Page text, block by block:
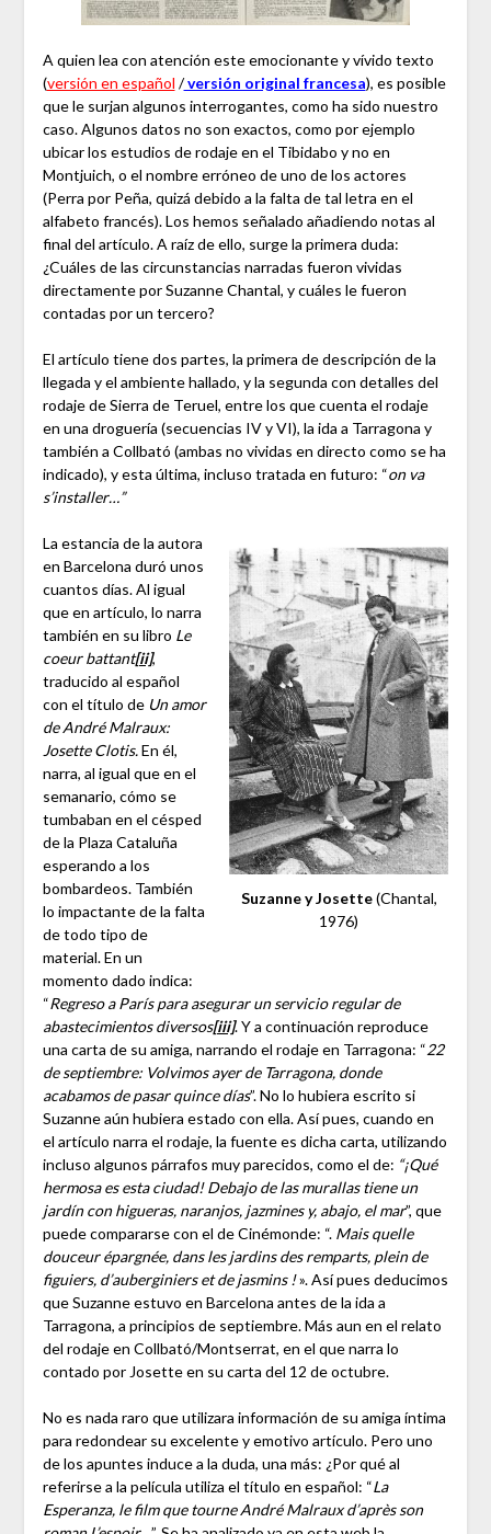
A quien lea con atención este emocionante y vívido texto
(versión en español /versión original francesa), es posible
que le surjan algunos interrogantes, como ha sido nuestro
caso. Algunos datos no son exactos, como por ejemplo
ubicar los estudios de rodaje en el Tibidabo y no en
Montjuich, o el nombre erróneo de uno de los actores
(Perra por Peña, quizá debido a la falta de tal letra en el
alfabeto francés). Los hemos señalado añadiendo notas al
final del artículo. A raíz de ello, surge la primera duda:
¿Cuáles de las circunstancias narradas fueron vividas
directamente por Suzanne Chantal, y cuáles le fueron
contadas por un tercero?
El artículo tiene dos partes, la primera de descripción de la
llegada y el ambiente hallado, y la segunda con detalles del
rodaje de Sierra de Teruel, entre los que cuenta el rodaje
en una droguería (secuencias IV y VI), la ida a Tarragona y
también a Collbató (ambas no vividas en directo como se ha
indicado), y esta última, incluso tratada en futuro: “on va
s’installer…”
Suzanne y Josette(Chantal,
1976)
La estancia de la autora
en Barcelona duró unos
cuantos días. Al igual
que en artículo, lo narra
también en su libro Le
coeur battant[ii],
traducido al español
con el título de Un amor
de André Malraux:
Josette Clotis.En él,
narra, al igual que en el
semanario, cómo se
tumbaban en el césped
de la Plaza Cataluña
esperando a los
bombardeos. También
lo impactante de la falta
de todo tipo de
material. En un
momento dado indica:
“Regreso a París para asegurar un servicio regular de
abastecimientos diversos[iii]. Y a continuación reproduce
una carta de su amiga, narrando el rodaje en Tarragona: “22
de septiembre: Volvimos ayer de Tarragona, donde
acabamos de pasar quince días”. No lo hubiera escrito si
Suzanne aún hubiera estado con ella. Así pues, cuando en
el artículo narra el rodaje, la fuente es dicha carta, utilizando
incluso algunos párrafos muy parecidos, como el de: “¡Qué
hermosa es esta ciudad! Debajo de las murallas tiene un
jardín con higueras, naranjos, jazmines y, abajo, el mar”, que
puede compararse con el de Cinémonde: “. Mais quelle
douceur épargnée, dans les jardins des remparts, plein de
figuiers, d’auberginiers et de jasmins !». Así pues deducimos
que Suzanne estuvo en Barcelona antes de la ida a
Tarragona, a principios de septiembre. Más aun en el relato
del rodaje en Collbató/Montserrat, en el que narra lo
contado por Josette en su carta del 12 de octubre.
No es nada raro que utilizara información de su amiga íntima
para redondear su excelente y emotivo artículo. Pero uno
de los apuntes induce a la duda, una más: ¿Por qué al
referirse a la película utiliza el título en español: “La
Esperanza, le film que tourne André Malraux d’après son